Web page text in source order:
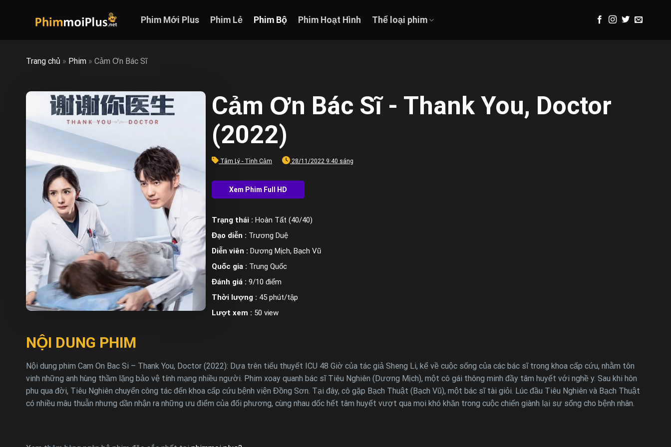
Phim Mới Plus Phim Lẻ Phim Bộ Phim Hoạt Hình Thể loại phim
Trang chủ » Phim » Cảm Ơn Bác Sĩ
Cảm Ơn Bác Sĩ - Thank You, Doctor
(2022)
Tâm Lý - Tình Cảm 28/11/2022 9:40 sáng
Trạng thái : Hoàn Tất (40/40)
Đạo diễn : Trương Duệ
Diễn viên : Dương Mịch, Bạch Vũ
Quốc gia : Trung Quốc
Đánh giá : 9/10 điểm
Thời lượng : 45 phút/tập
Lượt xem : 50 view
NỘI DUNG PHIM
Nội dung phim Cam On Bac Si – Thank You, Doctor (2022): Dựa trên tiểu thuyết ICU 48 Giờ của tác giả Sheng Li, kể về cuộc sống của các bác sĩ trong khoa cấp cứu, nhằm tôn
vinh những anh hùng thầm lặng bảo vệ tính mạng nhiều người. Phim xoay quanh bác sĩ Tiêu Nghiên (Dương Mịch), một cô gái thông minh đầy tâm huyết với nghề y. Sau khi hôn
phu qua đời, Tiêu Nghiên chuyển công tác đến khoa cấp cứu bệnh viện Đồng Sơn. Tại đây, cô gặp Bạch Thuật (Bạch Vũ), một bác sĩ tài giỏi. Lúc đầu Tiêu Nghiên và Bạch Thuật
có nhiều mâu thuẫn nhưng dần nhận ra những ưu điểm của đối phương, cùng nhau dốc hết tâm huyết vượt qua mọi khó khăn trong cuộc chiến giành lại sự sống cho bệnh nhân.